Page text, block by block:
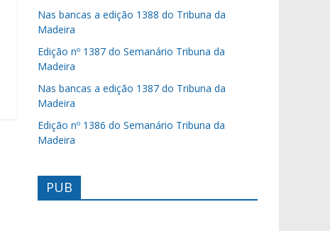
Nas bancas a edição 1388 do Tribuna da
Madeira
Edição nº 1387 do Semanário Tribuna da
Madeira
Nas bancas a edição 1387 do Tribuna da
Madeira
Edição nº 1386 do Semanário Tribuna da
Madeira
PUB